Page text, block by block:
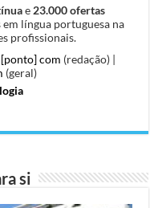
e 23.000 ofertas
língua portuguesa na
profissionais.
com (redação) |
(geral)
si